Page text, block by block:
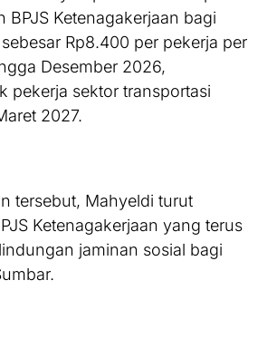
BPJS Ketenagakerjaan bagi
Rp8.400 per pekerja per
Desember 2026,
pekerja sektor transportasi
2027.
tersebut, Mahyeldi turut
Ketenagakerjaan yang terus
jaminan sosial bagi